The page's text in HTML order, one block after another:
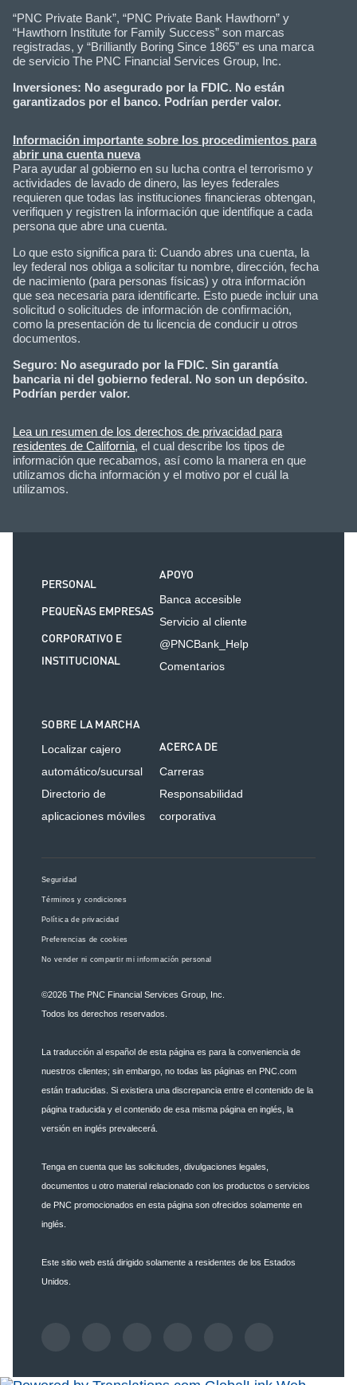
“PNC Private Bank”, “PNC Private Bank Hawthorn” y
“Hawthorn Institute for Family Success” son marcas
registradas, y “Brilliantly Boring Since 1865” es una marca
de servicio The PNC Financial Services Group, Inc.
Inversiones: No asegurado por la FDIC. No están
garantizados por el banco. Podrían perder valor.
Información importante sobre los procedimientos para
abrir una cuenta nueva
Para ayudar al gobierno en su lucha contra el terrorismo y
actividades de lavado de dinero, las leyes federales
requieren que todas las instituciones financieras obtengan,
verifiquen y registren la información que identifique a cada
persona que abre una cuenta.
Lo que esto significa para ti: Cuando abres una cuenta, la
ley federal nos obliga a solicitar tu nombre, dirección, fecha
de nacimiento (para personas físicas) y otra información
que sea necesaria para identificarte. Esto puede incluir una
solicitud o solicitudes de información de confirmación,
como la presentación de tu licencia de conducir u otros
documentos.
Seguro: No asegurado por la FDIC. Sin garantía
bancaria ni del gobierno federal. No son un depósito.
Podrían perder valor.
Lea un resumen de los derechos de privacidad para
residentes de California, el cual describe los tipos de
información que recabamos, así como la manera en que
utilizamos dicha información y el motivo por el cuál la
utilizamos.
PERSONAL
PEQUEÑAS EMPRESAS
CORPORATIVO E
INSTITUCIONAL
APOYO
Banca accesible
Servicio al cliente
@PNCBank_Help
Comentarios
SOBRE LA MARCHA
Localizar cajero
automático/sucursal
Directorio de
aplicaciones móviles
ACERCA DE
Carreras
Responsabilidad
corporativa
Seguridad
Términos y condiciones
Política de privacidad
Preferencias de cookies
No vender ni compartir mi información personal
©2026 The PNC Financial Services Group, Inc.
Todos los derechos reservados.
La traducción al español de esta página es para la conveniencia de
nuestros clientes; sin embargo, no todas las páginas en PNC.com
están traducidas. Si existiera una discrepancia entre el contenido de la
página traducida y el contenido de esa misma página en inglés, la
versión en inglés prevalecerá.
Tenga en cuenta que las solicitudes, divulgaciones legales,
documentos u otro material relacionado con los productos o servicios
de PNC promocionados en esta página son ofrecidos solamente en
inglés.
Este sitio web está dirigido solamente a residentes de los Estados
Unidos.